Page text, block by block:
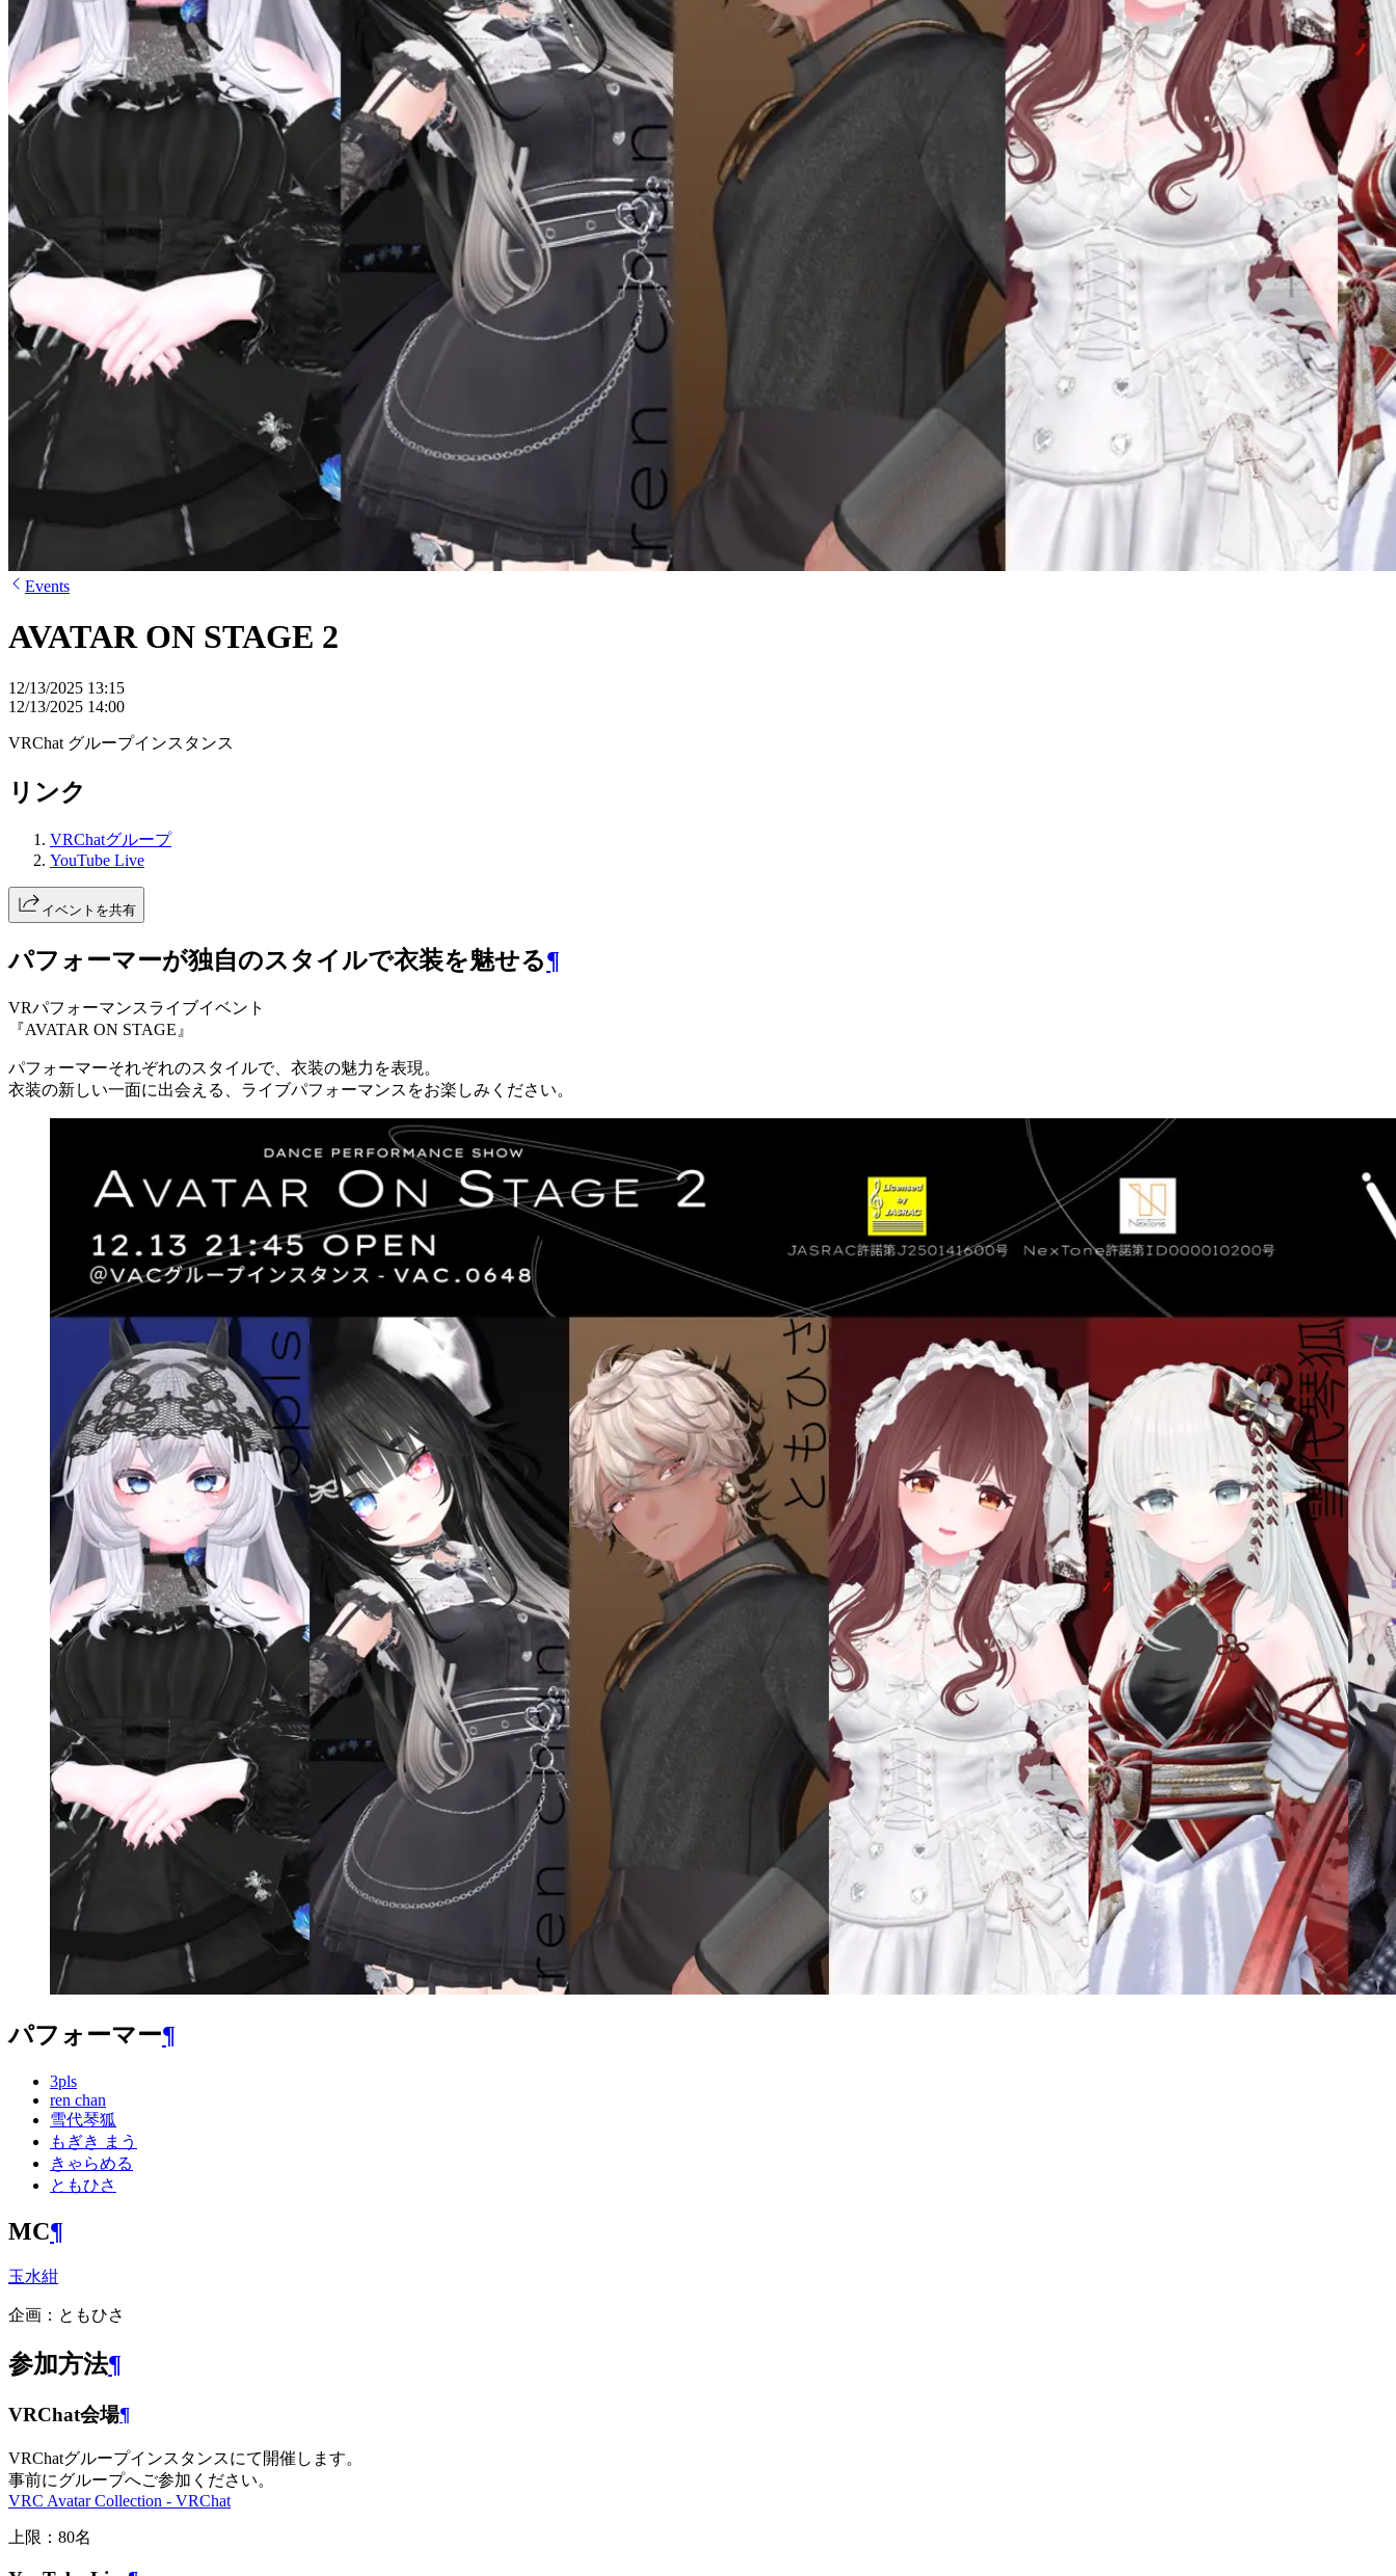
Events
AVATAR ON STAGE 2
12/13/2025 13:15
12/13/2025 14:00
VRChat グループインスタンス
リンク
VRChatグループ
YouTube Live
イベントを共有
パフォーマーが独自のスタイルで衣装を魅せる¶
VRパフォーマンスライブイベント
『AVATAR ON STAGE』
パフォーマーそれぞれのスタイルで、衣装の魅力を表現。
衣装の新しい一面に出会える、ライブパフォーマンスをお楽しみください。
パフォーマー¶
3pls
ren chan
雪代琴狐
もぎき まう
きゃらめる
ともひさ
MC¶
玉水紺
企画：ともひさ
参加方法¶
VRChat会場¶
VRChatグループインスタンスにて開催します。
事前にグループへご参加ください。
VRC Avatar Collection - VRChat
上限：80名